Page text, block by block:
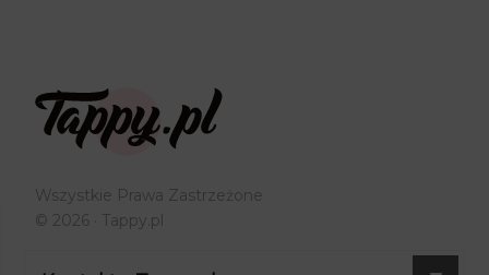
Wszystkie Prawa Zastrzeżone
© 2026 · Tappy.pl